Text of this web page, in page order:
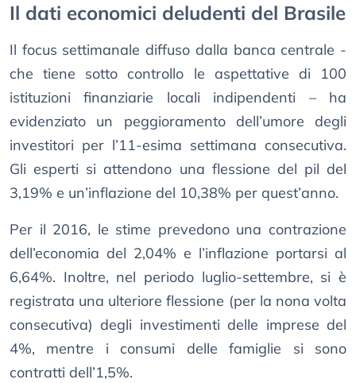
Il dati economici deludenti del Brasile
Il focus settimanale diffuso dalla banca centrale -
che tiene sotto controllo le aspettative di 100
istituzioni finanziarie locali indipendenti – ha
evidenziato un peggioramento dell’umore degli
investitori per l’11-esima settimana consecutiva.
Gli esperti si attendono una flessione del pil del
3,19% e un’inflazione del 10,38% per quest’anno.
Per il 2016, le stime prevedono una contrazione
dell’economia del 2,04% e l’inflazione portarsi al
6,64%. Inoltre, nel periodo luglio-settembre, si è
registrata una ulteriore flessione (per la nona volta
consecutiva) degli investimenti delle imprese del
4%, mentre i consumi delle famiglie si sono
contratti dell’1,5%.